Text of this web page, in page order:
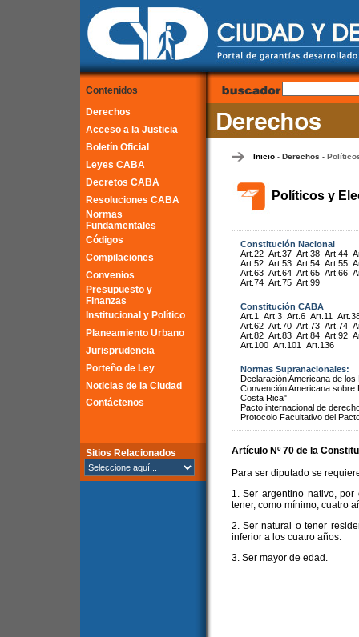
Contenidos
Derechos
Acceso a la Justicia
Boletín Oficial
Leyes CABA
Decretos CABA
Resoluciones CABA
Normas
Fundamentales
Códigos
Compilaciones
Convenios
Presupuesto y
Finanzas
Institucional y Político
Planeamiento Urbano
Jurisprudencia
Porteño de Ley
Noticias de la Ciudad
Contáctenos
Sitios Relacionados
Inicio- Derechos -
Políticos y
Constitución Nacional
Art.22 Art.37 Art.38 Art.44
Art.52 Art.53 Art.54 Art.55
Art.63 Art.64 Art.65 Art.66
Art.74 Art.75 Art.99
Constitución CABA
Art.1
Art.3 Art.6 Art.11
Art.62 Art.70 Art.73 Art.74
Art.82 Art.83 Art.84 Art.92
Art.100 Art.101 Art.136
Normas Supranacionales:
Declaración Americana de
Convención Americana
Costa Rica"
Pacto internacional de
Protocolo Facultativo del
Artículo Nº 70 de la
Para ser diputado se
1. Ser argentino nativo,
tener, como mínimo, cuatro
2. Ser natural o tener
inferior a los cuatro años.
3. Ser mayor de edad.